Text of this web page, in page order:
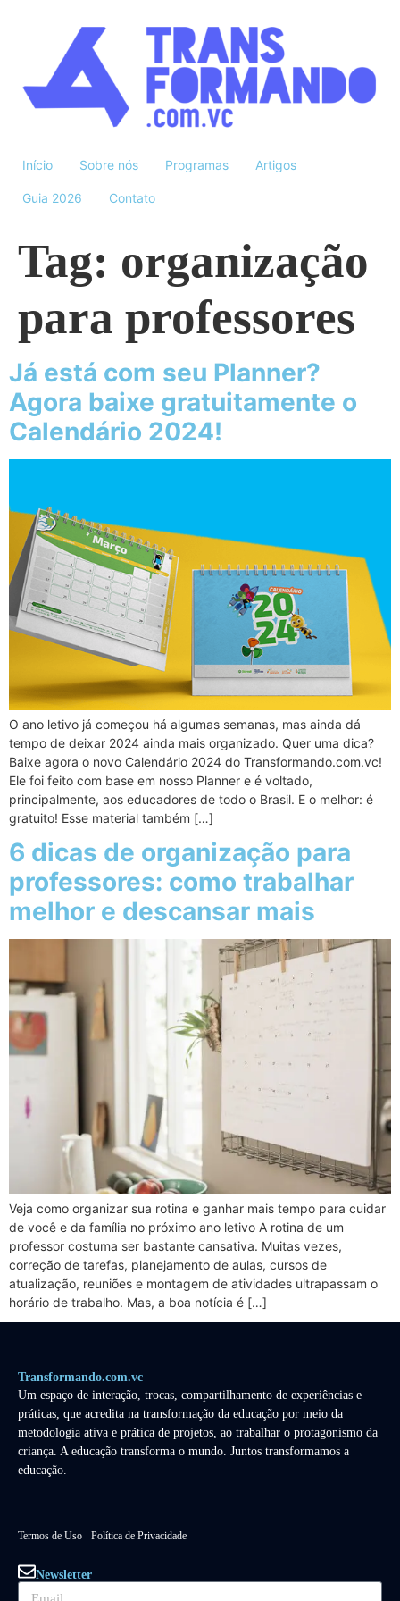
Início Sobre nós Programas Artigos
Guia 2026 Contato
Tag: organização
para professores
Já está com seu Planner?
Agora baixe gratuitamente o
Calendário 2024!
O ano letivo já começou há algumas semanas, mas ainda dá
tempo de deixar 2024 ainda mais organizado. Quer uma dica?
Baixe agora o novo Calendário 2024 do Transformando.com.vc!
Ele foi feito com base em nosso Planner e é voltado,
principalmente, aos educadores de todo o Brasil. E o melhor: é
gratuito! Esse material também […]
6 dicas de organização para
professores: como trabalhar
melhor e descansar mais
Veja como organizar sua rotina e ganhar mais tempo para cuidar
de você e da família no próximo ano letivo A rotina de um
professor costuma ser bastante cansativa. Muitas vezes,
correção de tarefas, planejamento de aulas, cursos de
atualização, reuniões e montagem de atividades ultrapassam o
horário de trabalho. Mas, a boa notícia é […]
Transformando.com.vc
Um espaço de interação, trocas, compartilhamento de experiências e
práticas, que acredita na transformação da educação por meio da
metodologia ativa e prática de projetos, ao trabalhar o protagonismo da
criança. A educação transforma o mundo. Juntos transformamos a
educação.
Termos de Uso Política de Privacidade
Newsletter